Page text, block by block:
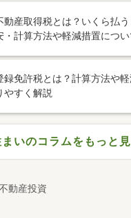
動産取得税とは？いくら払う
・計算方法や軽減措置につい
録免許税とは？計算方法や
やすく解説
いのコラムをもっと
動産投資